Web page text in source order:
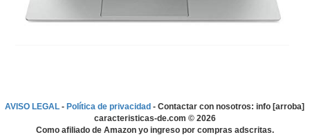
AVISO LEGAL - Política de privacidad - Contactar con nosotros: info [arroba]
caracteristicas-de.com © 2026
Como afiliado de Amazon yo ingreso por compras adscritas.